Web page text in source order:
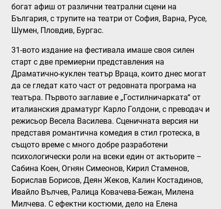
богат афиш от различни театрални сцени на
България, с трупите на театри от София, Варна, Русе,
Шумен, Пловдив, Бургас.
31-вото издание на фестивала имаше своя силен
старт с две премиерни представления на
Драматично-куклен театър Враца, които днес могат
да се гледат като част от редовната програма на
театъра. Първото заглавие е „Гостилничарката“ от
италианския драматург Карло Голдони, с преводач и
режисьор Весела Василева. Сценичната версия ни
представя романтична комедия в стил гротеска, в
същото време с много добре разработени
психологически роли на всеки един от актьорите –
Сабина Коен, Огнян Симеонов, Кирил Стаменов,
Борислав Борисов, Деян Жеков, Калин Костадинов,
Ивайло Вълчев, Ралица Ковачева-Бежан, Милена
Милчева. С ефектни костюми, дело на Елена